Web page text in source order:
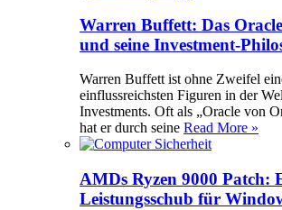
Warren Buffett: Das
und seine Investment-
Warren Buffett ist ohne Zweifel
einflussreichsten Figuren in der
Investments. Oft als „Oracle von
hat er durch seine Read More »
AMDs Ryzen 9000 Patch:
Leistungsschub für